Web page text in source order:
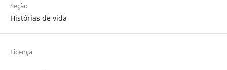
Seção
Histórias de vida
Licença